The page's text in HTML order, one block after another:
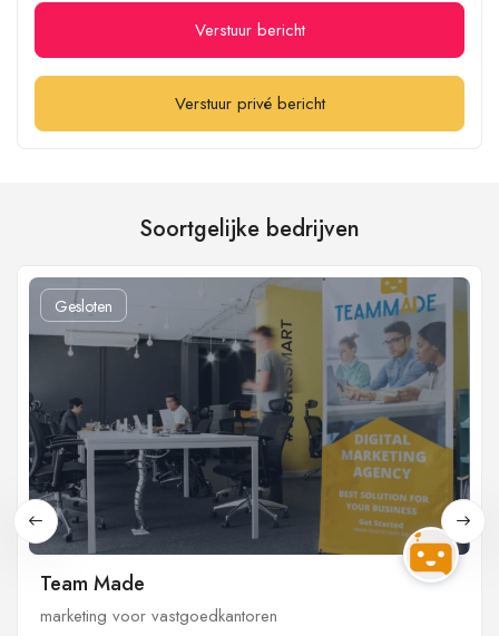
Verstuur bericht
Verstuur privé bericht
Soortgelijke bedrijven
Gesloten
Team Made
marketing voor vastgoedkantoren